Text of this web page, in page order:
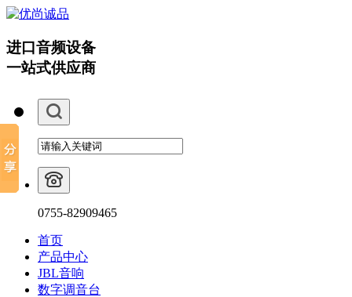
进口音频设备
一站式供应商
0755-82909465
首页
产品中心
JBL音响
数字调音台